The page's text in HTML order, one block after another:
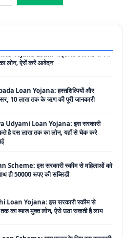
Loan: मातृशक्ति उद्यमिता योजना
लोन, ऐसें करें आवेदन
Loan Yojana: हस्तशिल्पियों और
Loan Yojana: इस सरकारी
है दस लाख तक का लोन, यहाँ से चेक करे
इस सरकारी स्कीम से महिलाओं को
ही 50000 रूपए की सब्सिडी
Yojana: इस सरकारी स्कीम से
Scheme: गाय पालन के लिए इस सरकारी